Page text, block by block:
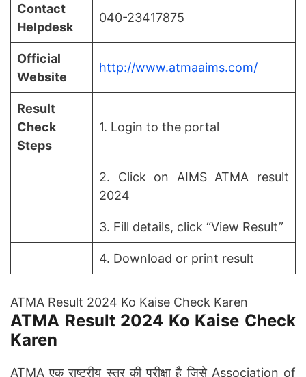
Contact
Helpdesk
040-23417875
Official
Website
http://www.atmaaims.com/
Result
Check
Steps
1. Login to the portal
2. Click on AIMS ATMA result
2024
3. Fill details, click “View Result”
4. Download or print result
ATMA Result 2024 Ko Kaise Check Karen
ATMA Result 2024 Ko Kaise Check
Karen
ATMA एक राष्ट्रीय स्तर की परीक्षा है जिसे Association of